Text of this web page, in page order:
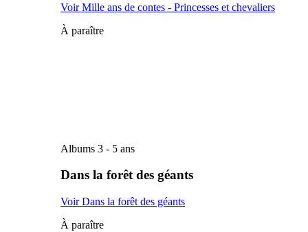
Voir Mille ans de contes - Princesses et chevaliers
À paraître
Albums 3 - 5 ans
Dans la forêt des géants
Voir Dans la forêt des géants
À paraître